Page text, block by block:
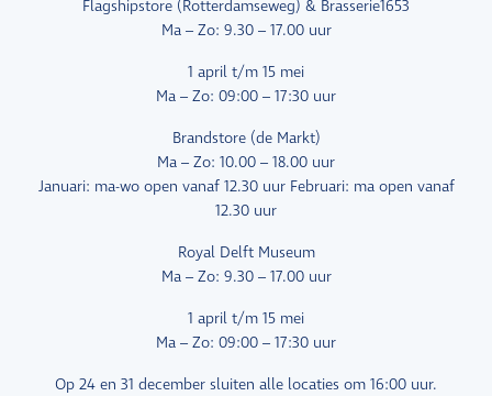
Flagshipstore (Rotterdamseweg) & Brasserie1653
Ma – Zo: 9.30 – 17.00 uur
1 april t/m 15 mei
Ma – Zo: 09:00 – 17:30 uur
Brandstore (de Markt)
Ma – Zo: 10.00 – 18.00 uur
Januari: ma-wo open vanaf 12.30 uur Februari: ma open vanaf
12.30 uur
Royal Delft Museum
Ma – Zo: 9.30 – 17.00 uur
1 april t/m 15 mei
Ma – Zo: 09:00 – 17:30 uur
Op 24 en 31 december sluiten alle locaties om 16:00 uur.